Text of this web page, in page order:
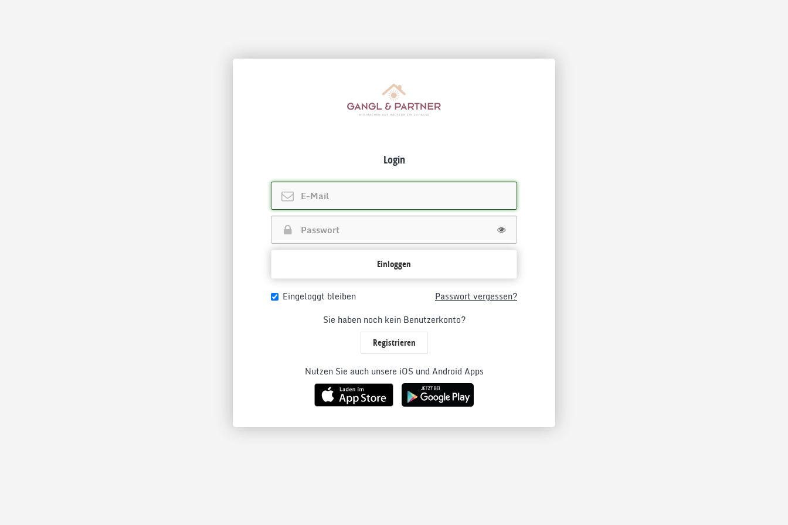
Login
Einloggen
Eingeloggt bleiben
Passwort vergessen?
Sie haben noch kein Benutzerkonto?
Registrieren
Nutzen Sie auch unsere iOS und Android Apps